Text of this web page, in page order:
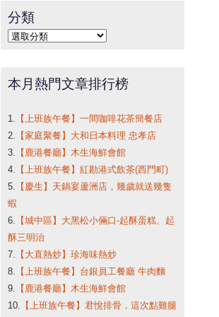
字:
分類
分
本月熱門文章排行榜
1. 【上班族午餐】一間咖啡花茶簡餐店
2. 【家庭聚餐】大和日本料理 忠孝店
3. 【鹿港餐廳】木生海鮮會館
4. 【上班族午餐】紅勘港式飲茶(西門町)
5. 【慶生】天鍋宴蘆洲店，幾歲就送幾隻
蝦
6. 【城中區】大黑松小倆口-起酥蛋糕、起
酥三明治
7. 【大直熱炒】珍海味熱炒
8. 【上班族午餐】台銀員工餐廳 牛肉麵
9. 【鹿港餐廳】木生海鮮會館
10. 【上班族午餐】君悅排骨，這次點雞腿